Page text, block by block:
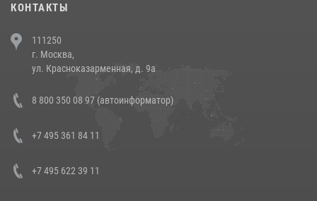
напавших на бригаду скорой помощи (видео)
14 июля 2026, 12:20
В Росгвардии прошла военно-научная конференция по обобщению
боевого опыта
КОНТАКТЫ
111250
г. Москва,
ул. Красноказарменная, д. 9а
8 800 350 08 97 (автоинформатор)
+7 495 361 84 11
+7 495 622 39 11